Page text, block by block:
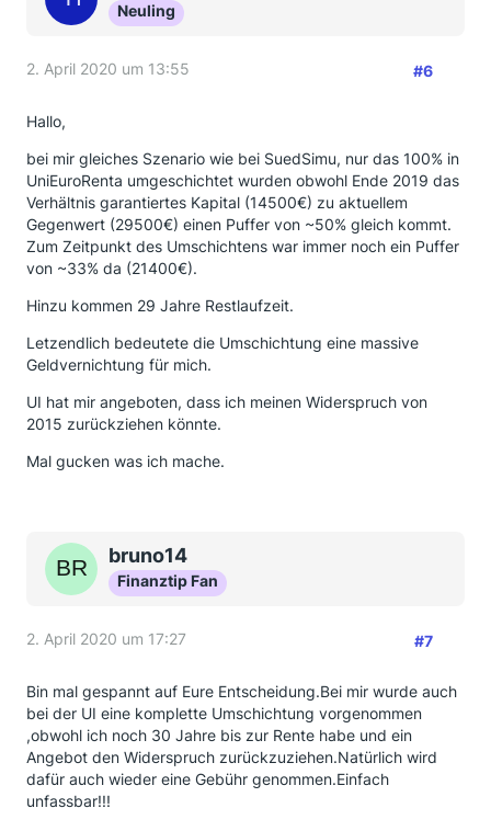
Neuling
2. April 2020 um 13:55 #6
Hallo,
bei mir gleiches Szenario wie bei SuedSimu, nur das 100% in
UniEuroRenta umgeschichtet wurden obwohl Ende 2019 das
Verhältnis garantiertes Kapital (14500€) zu aktuellem
Gegenwert (29500€) einen Puffer von ~50% gleich kommt.
Zum Zeitpunkt des Umschichtens war immer noch ein Puffer
von ~33% da (21400€).
Hinzu kommen 29 Jahre Restlaufzeit.
Letzendlich bedeutete die Umschichtung eine massive
Geldvernichtung für mich.
UI hat mir angeboten, dass ich meinen Widerspruch von
2015 zurückziehen könnte.
Mal gucken was ich mache.
bruno14
Finanztip Fan
2. April 2020 um 17:27 #7
Bin mal gespannt auf Eure Entscheidung.Bei mir wurde auch
bei der UI eine komplette Umschichtung vorgenommen
,obwohl ich noch 30 Jahre bis zur Rente habe und ein
Angebot den Widerspruch zurückzuziehen.Natürlich wird
dafür auch wieder eine Gebühr genommen.Einfach
unfassbar!!!